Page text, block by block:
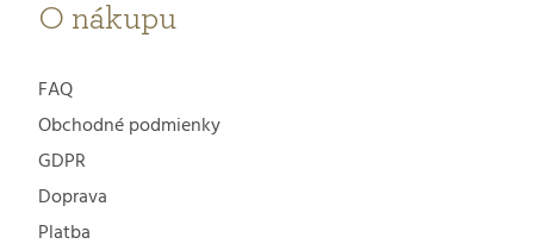
O nákupu
FAQ
Obchodné podmienky
GDPR
Doprava
Platba